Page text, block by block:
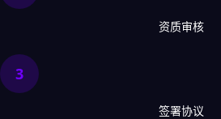
资质审核
3
签署协议